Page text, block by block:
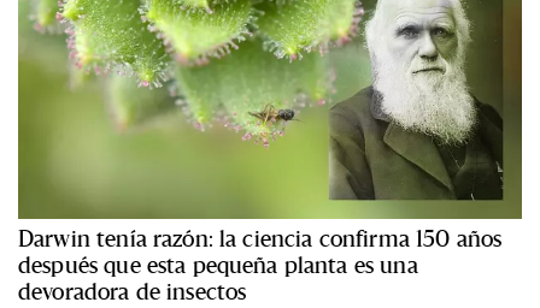
Darwin tenía razón: la ciencia confirma 150 años
después que esta pequeña planta es una
devoradora de insectos